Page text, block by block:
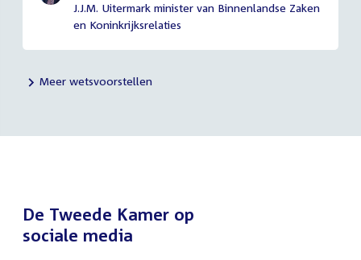
J.J.M. Uitermark minister van Binnenlandse Zaken
en Koninkrijksrelaties
Meer wetsvoorstellen
De Tweede Kamer op
sociale media